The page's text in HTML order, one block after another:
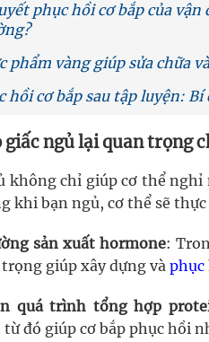
Nhân dân
tóc, Đông Tây Barbershop dành
phục hồi cơ bắp của
phẩm vàng giúp sửa chữa
hồi cơ bắp sau tập luyện:
giấc ngủ lại quan trọng
không chỉ giúp cơ thể
khi bạn ngủ, cơ thể sẽ
sản xuất hormone:
giúp xây dựng và phục
quá trình tổng hợp
đó giúp cơ bắp phục hồi